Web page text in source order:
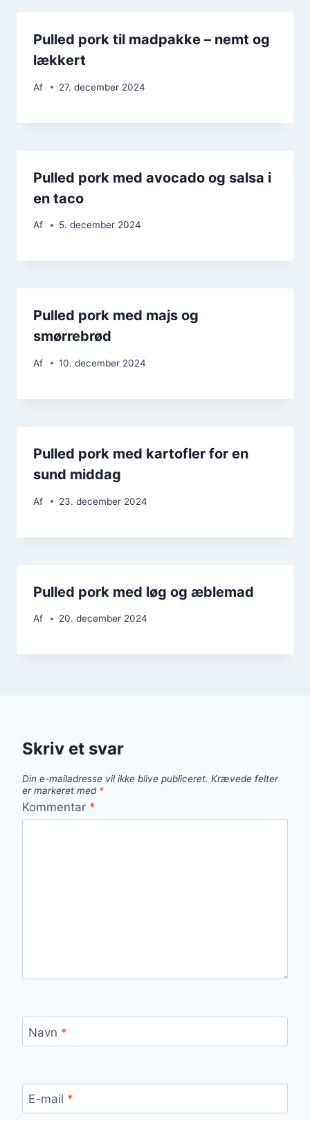
Pulled pork til madpakke – nemt og
lækkert
Af 27. december 2024
Pulled pork med avocado og salsa i
en taco
Af 5. december 2024
Pulled pork med majs og
smørrebrød
Af 10. december 2024
Pulled pork med kartofler for en
sund middag
Af 23. december 2024
Pulled pork med løg og æblemad
Af 20. december 2024
Skriv et svar
Din e-mailadresse vil ikke blive publiceret. Krævede felter
er markeret med *
Kommentar *
Navn *
E-mail *